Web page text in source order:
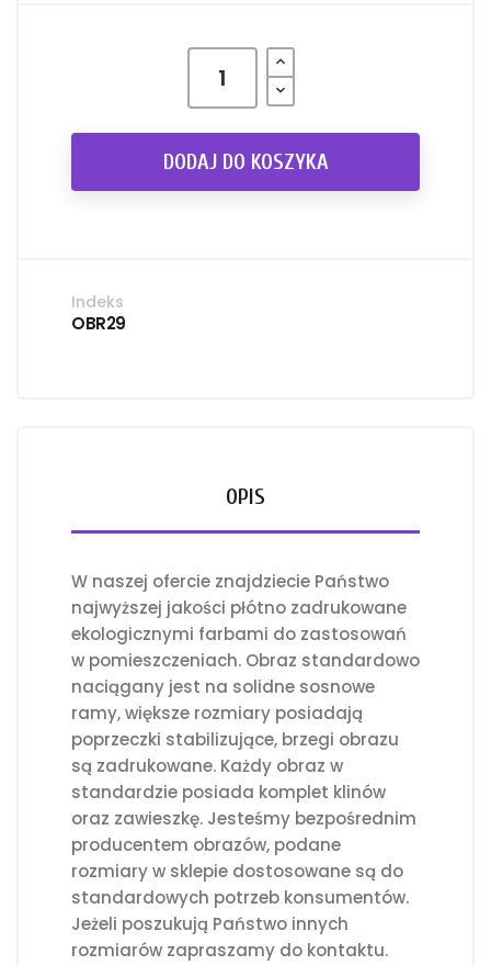
DODAJ DO KOSZYKA
Indeks
OBR29
OPIS
W naszej ofercie znajdziecie Państwo
najwyższej jakości płótno zadrukowane
ekologicznymi farbami do zastosowań
w pomieszczeniach. Obraz standardowo
naciągany jest na solidne sosnowe
ramy, większe rozmiary posiadają
poprzeczki stabilizujące, brzegi obrazu
są zadrukowane. Każdy obraz w
standardzie posiada komplet klinów
oraz zawieszkę. Jesteśmy bezpośrednim
producentem obrazów, podane
rozmiary w sklepie dostosowane są do
standardowych potrzeb konsumentów.
Jeżeli poszukują Państwo innych
rozmiarów zapraszamy do kontaktu.